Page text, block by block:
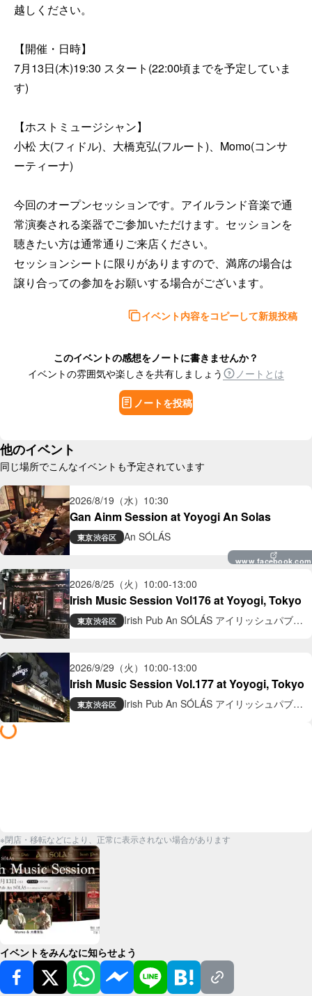
越しください。
【開催・日時】
7月13日(木)19:30 スタート(22:00頃までを予定していま
す)
【ホストミュージシャン】
小松 大(フィドル)、大橋克弘(フルート)、Momo(コンサ
ーティーナ)
今回のオープンセッションです。アイルランド音楽で通
常演奏される楽器でご参加いただけます。セッションを
聴きたい方は通常通りご来店ください。
セッションシートに限りがありますので、満席の場合は
イベント内容をコピーして新規投稿
このイベントの感想をノートに書きませんか？
イベントの雰囲気や楽しさを共有しましょう
ノートとは
ノートを投稿
他のイベント
同じ場所でこんなイベントも予定されています
2026/8/19（水） 10:30
Gan Ainm Session at Yoyogi An Solas
東京渋谷区 An SÓLÁS
www.facebook.com
2026/8/25（火） 10:00-13:00
Irish Music Session Vol176 at Yoyogi, Tokyo
東京渋谷区
Irish Pub An SÓLÁS アイリッシュパブ
2026/9/29（火） 10:00-13:00
Irish Music Session Vol.177 at Yoyogi, Tokyo
東京渋谷区
Irish Pub An SÓLÁS アイリッシュパブ
※閉店・移転などにより、正常に表示されない場合があります
イベントをみんなに知らせよう